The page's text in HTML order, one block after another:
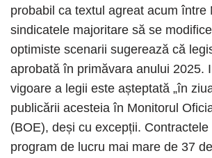
probabil ca textul agreat acum între
sindicatele majoritare să se
optimiste scenarii sugerează că
aprobată în primăvara anului 2025.
vigoare a legii este așteptată „în
publicării acesteia în Monitorul
(BOE), deși cu excepții. Contractele
program de lucru mai mare de 37